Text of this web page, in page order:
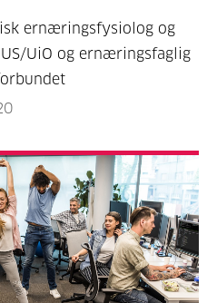
ernæringsfysiolog og
UiO og ernæringsfaglig